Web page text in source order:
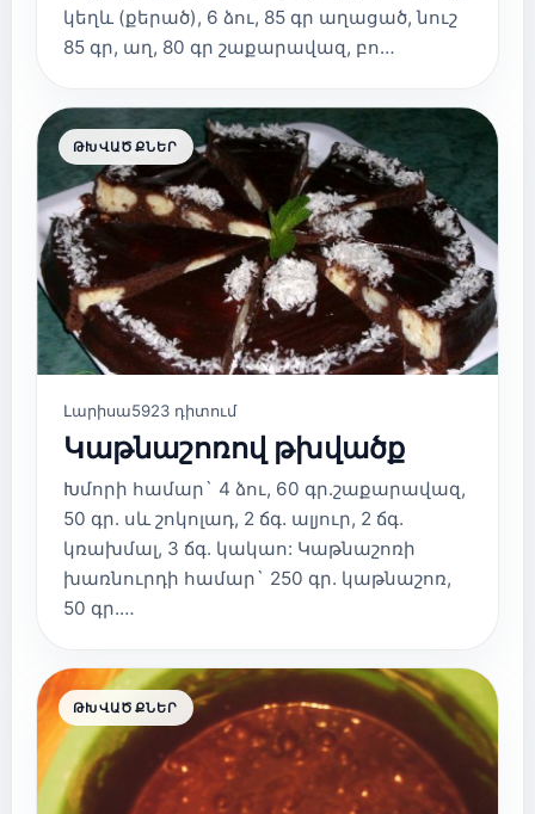
կեղև (քերած), 6 ձու, 85 գր աղացած, նուշ
85 գր, աղ, 80 գր շաքարավազ, բո…
ԹԽՎԱԾՔՆԵՐ
Լարիսա5923 դիտում
Կաթնաշոռով թխվածք
Խմորի համար` 4 ձու, 60 գր.շաքարավազ,
50 գր. սև շոկոլադ, 2 ճգ. ալյուր, 2 ճգ.
կռախմալ, 3 ճգ. կակաո: Կաթնաշոռի
խառնուրդի համար` 250 գր. կաթնաշոռ,
50 գր.…
ԹԽՎԱԾՔՆԵՐ